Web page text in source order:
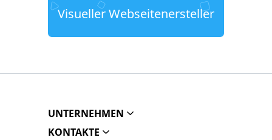
Visueller Webseitenersteller
UNTERNEHMEN
KONTAKTE